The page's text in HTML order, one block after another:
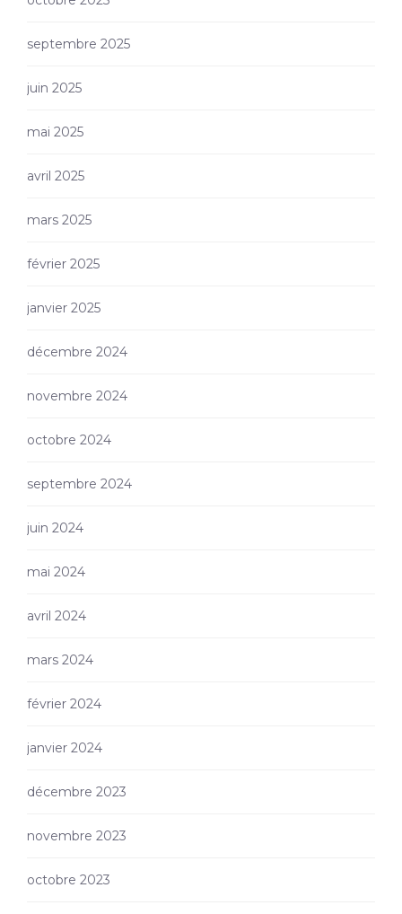
septembre 2025
juin 2025
mai 2025
avril 2025
mars 2025
février 2025
janvier 2025
décembre 2024
novembre 2024
octobre 2024
septembre 2024
juin 2024
mai 2024
avril 2024
mars 2024
février 2024
janvier 2024
décembre 2023
novembre 2023
octobre 2023